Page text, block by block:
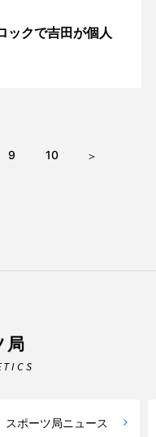
ックで吉田が個人
9 10
局
スポーツ局ニュース